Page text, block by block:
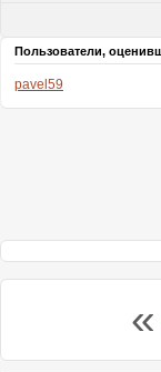
Пользователи,
pavel59
«